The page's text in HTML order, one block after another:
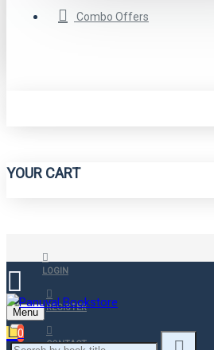
Combo Offers
YOUR CART
LOGIN
REGISTER
CONTACT
Menu
0